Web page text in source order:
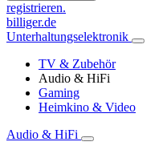
registrieren.
billiger.de
Unterhaltungselektronik
TV & Zubehör
Audio & HiFi
Gaming
Heimkino & Video
Audio & HiFi